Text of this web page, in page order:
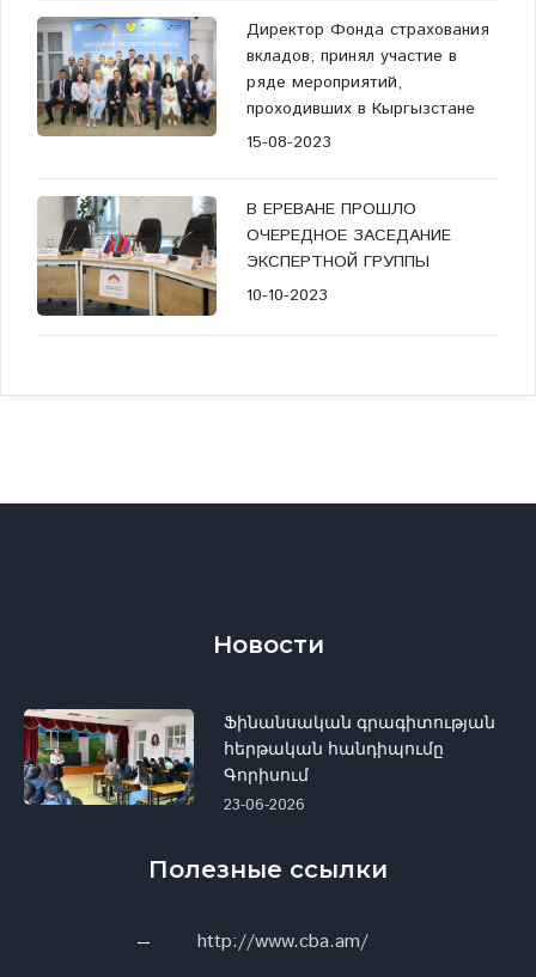
Директор Фонда страхования
вкладов, принял участие в
ряде мероприятий,
проходивших в Кыргызстане
15-08-2023
В ЕРЕВАНЕ ПРОШЛО
ОЧЕРЕДНОЕ ЗАСЕДАНИЕ
ЭКСПЕРТНОЙ ГРУППЫ
10-10-2023
Новости
Ֆինանսական գրագիտության
հերթական հանդիպումը
Գորիսում
23-06-2026
Полезные ссылки
http://www.cba.am/